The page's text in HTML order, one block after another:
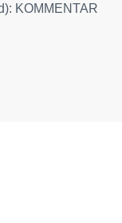
KOMMENTAR